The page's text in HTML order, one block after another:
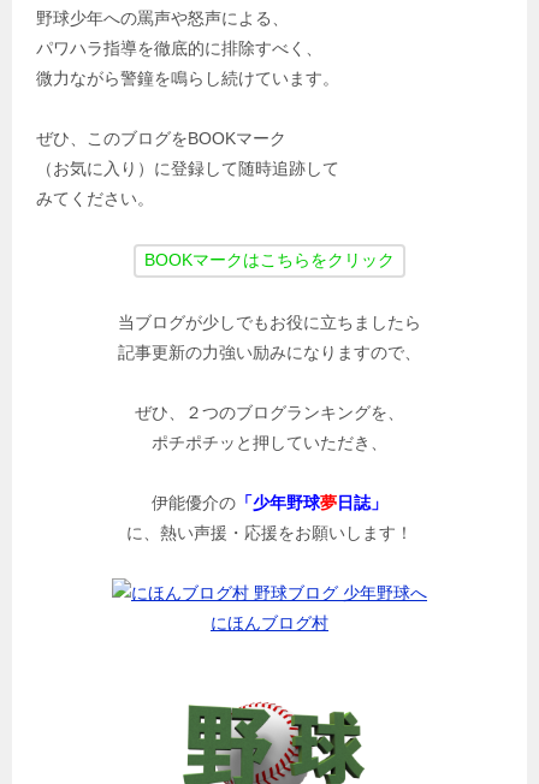
野球少年への罵声や怒声による、
パワハラ指導を徹底的に排除すべく、
微力ながら警鐘を鳴らし続けています。
ぜひ、このブログをBOOKマーク
（お気に入り）に登録して随時追跡して
みてください。
当ブログが少しでもお役に立ちましたら
記事更新の力強い励みになりますので、
ぜひ、２つのブログランキングを、
ポチポチッと押していただき、
伊能優介の 「少年野球夢日誌」
に、熱い声援・応援をお願いします！
にほんブログ村